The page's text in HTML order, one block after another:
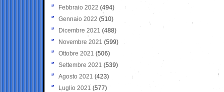
Febbraio 2022 (494)
Gennaio 2022 (510)
Dicembre 2021 (488)
Novembre 2021 (599)
Ottobre 2021 (506)
Settembre 2021 (539)
Agosto 2021 (423)
Luglio 2021 (577)